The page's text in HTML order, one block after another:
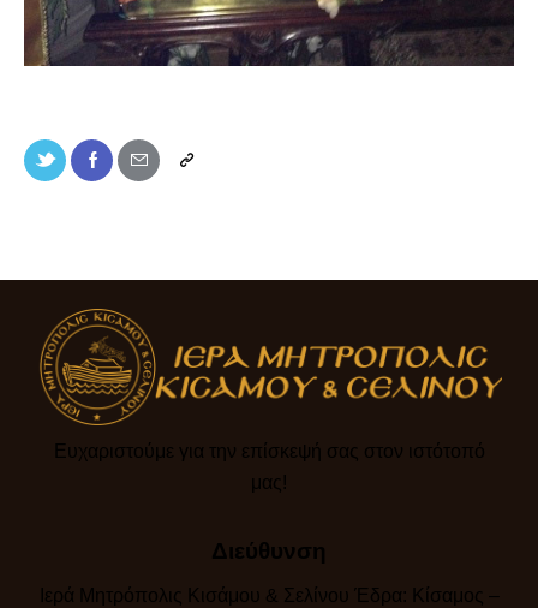
Ευχαριστούμε για την επίσκεψή σας στον ιστότοπό
μας!​
Διεύθυνση
Ιερά Μητρόπολις Κισάμου & Σελίνου Έδρα: Κίσαμος –